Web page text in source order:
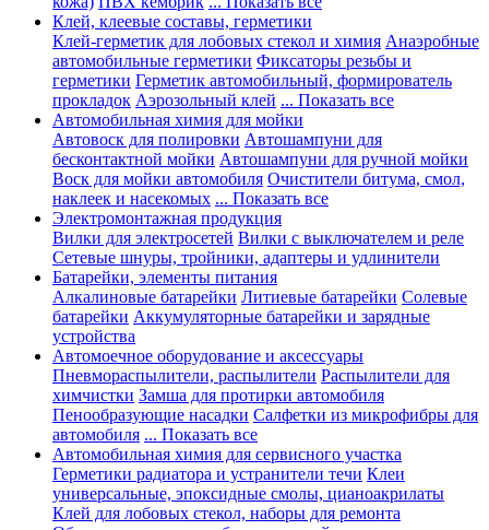
Клей, клеевые составы, герметики
Клей-герметик для лобовых стекол и химия Анаэробные
автомобильные герметики Фиксаторы резьбы и
герметики Герметик автомобильный, формирователь
прокладок Аэрозольный клей ... Показать все
Автомобильная химия для мойки
Автовоск для полировки Автошампуни для
бесконтактной мойки Автошампуни для ручной мойки
Воск для мойки автомобиля Очистители битума, смол,
наклеек и насекомых ... Показать все
Электромонтажная продукция
Вилки для электросетей Вилки с выключателем и реле
Сетевые шнуры, тройники, адаптеры и удлинители
Батарейки, элементы питания
Алкалиновые батарейки Литиевые батарейки Солевые
батарейки Аккумуляторные батарейки и зарядные
устройства
Автомоечное оборудование и аксессуары
Пневмораспылители, распылители Распылители для
химчистки Замша для протирки автомобиля
Пенообразующие насадки Салфетки из микрофибры для
автомобиля ... Показать все
Автомобильная химия для сервисного участка
Герметики радиатора и устранители течи Клеи
универсальные, эпоксидные смолы, цианоакрилаты
Клей для лобовых стекол, наборы для ремонта